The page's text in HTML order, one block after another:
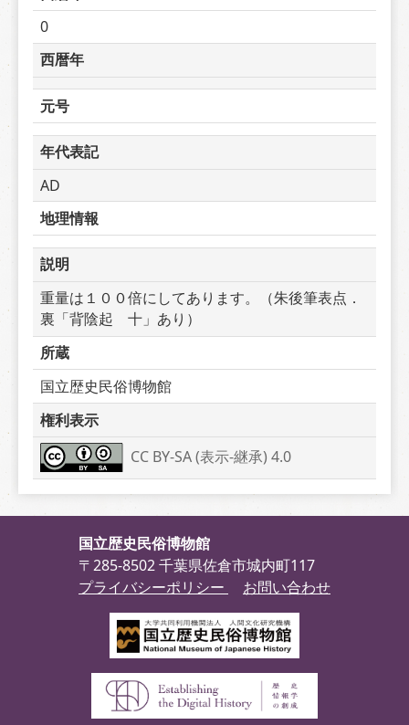
0
西暦年
元号
年代表記
AD
地理情報
説明
重量は１００倍にしてあります。（朱後筆表点．
裏「背陰起　十」あり）
所蔵
国立歴史民俗博物館
権利表示
CC BY-SA (表示-継承) 4.0
国立歴史民俗博物館
〒285-8502 千葉県佐倉市城内町117
プライバシーポリシー
お問い合わせ